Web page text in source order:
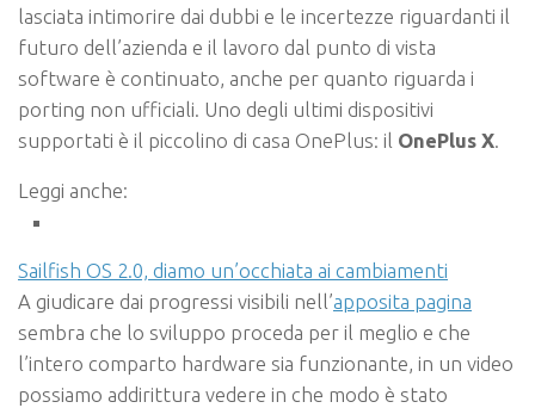
lasciata intimorire dai dubbi e le incertezze riguardanti il
futuro dell’azienda e il lavoro dal punto di vista
software è continuato, anche per quanto riguarda i
porting non ufficiali. Uno degli ultimi dispositivi
supportati è il piccolino di casa OnePlus: il OnePlus X
Leggi anche:
Sailfish OS 2.0, diamo un’occhiata ai cambiamenti
A giudicare dai progressi visibili nell’apposita pagina
sembra che lo sviluppo proceda per il meglio e che
l’intero comparto hardware sia funzionante, in un video
possiamo addirittura vedere in che modo è stato